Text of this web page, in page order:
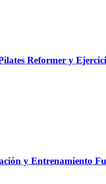
Reformer y
y Entrenamiento